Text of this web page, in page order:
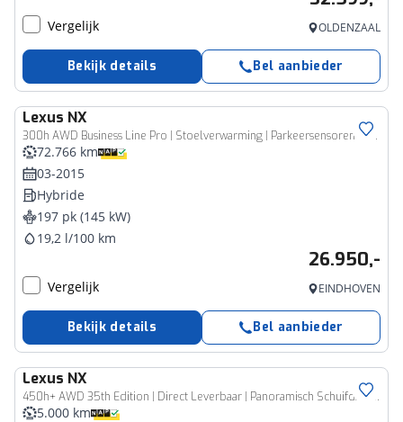
Vergelijk OLDENZAAL
Bekijk details Bel aanbieder
Lexus NX
300h AWD Business Line Pro | Stoelverwarming | Parkeersensoren | Keyless Entry |
72.766 km
03-2015
Hybride
197 pk (145 kW)
19,2 l/100 km
26.950,-
Vergelijk EINDHOVEN
Bekijk details Bel aanbieder
Lexus NX
450h+ AWD 35th Edition | Direct Leverbaar | Panoramisch Schuifdak | Demo |
5.000 km